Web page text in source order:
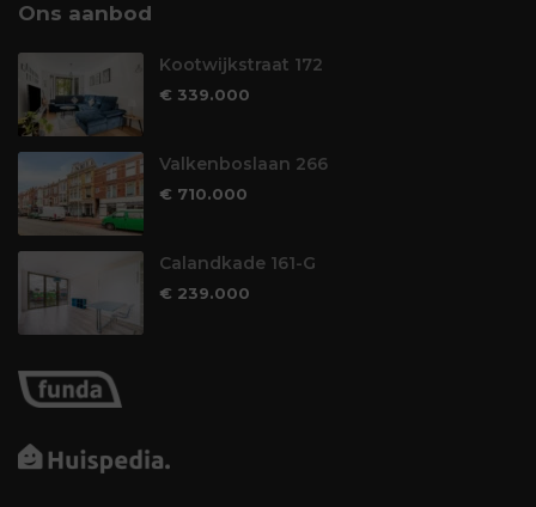
Ons aanbod
Kootwijkstraat 172
€ 339.000
Valkenboslaan 266
€ 710.000
Calandkade 161-G
€ 239.000